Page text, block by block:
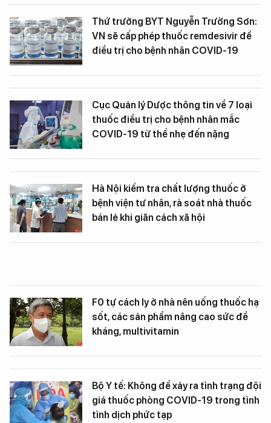
Thứ trưởng BYT Nguyễn Trường Sơn:
VN sẽ cấp phép thuốc remdesivir để
điều trị cho bệnh nhân COVID-19
Cục Quản lý Dược thông tin về 7 loại
thuốc điều trị cho bệnh nhân mắc
COVID-19 từ thể nhẹ đến nặng
Hà Nội kiểm tra chất lượng thuốc ở
bệnh viện tư nhân, rà soát nhà thuốc
bán lẻ khi giãn cách xã hội
F0 tự cách ly ở nhà nên uống thuốc hạ
sốt, các sản phẩm nâng cao sức đề
kháng, multivitamin
Bộ Y tế: Không để xảy ra tình trạng đội
giá thuốc phòng COVID-19 trong tình
tình dịch phức tạp